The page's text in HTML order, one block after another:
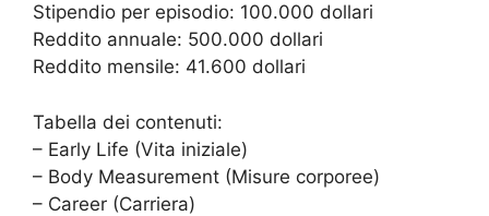
Stipendio per episodio: 100.000 dollari
Reddito annuale: 500.000 dollari
Reddito mensile: 41.600 dollari
Tabella dei contenuti:
– Early Life (Vita iniziale)
– Body Measurement (Misure corporee)
– Career (Carriera)